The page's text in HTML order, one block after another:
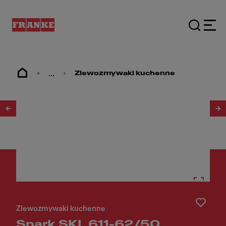
... Zlewozmywaki kuchenne
Zlewozmywaki kuchenne